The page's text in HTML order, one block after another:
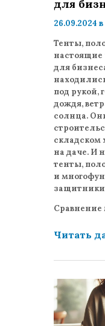
для
26.09.2024
Тенты,
настоящие
для
под рукой,
дождя,
солнца.
складском
на даче. И
тенты,
и
Сравнение
Читать